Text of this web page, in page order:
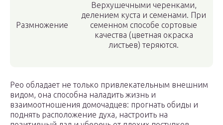
Размножение
Верхушечными черенками,
делением куста и семенами. При
семенном способе сортовые
качества (цветная окраска
листьев) теряются.
Рео обладает не только привлекательным внешним
видом, она способна наладить жизнь и
взаимоотношения домочадцев: прогнать обиды и
поднять расположение духа, настроить на